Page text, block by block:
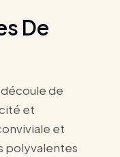
De
de
et
et
polyvalentes